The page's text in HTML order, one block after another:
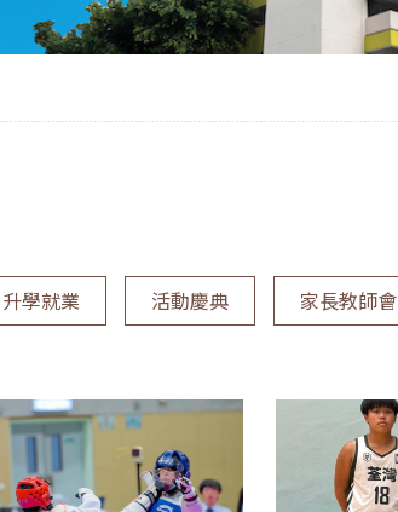
升學就業 活動慶典 家長教師會